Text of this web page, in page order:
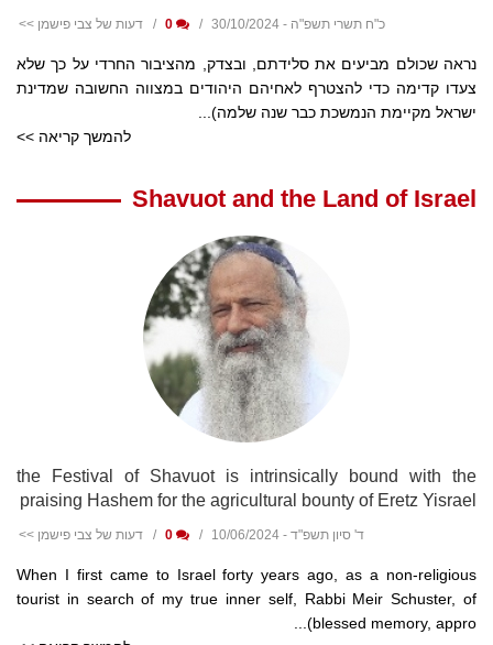
כ"ח תשרי תשפ"ה - 30/10/2024 דעות של צבי פישמן >>
נראה שכולם מביעים את סלידתם, ובצדק, מהציבור החרדי על כך שלא
צעדו קדימה כדי להצטרף לאחיהם היהודים במצווה החשובה שמדינת
ישראל מקיימת הנמשכת כבר שנה שלמה)...
להמשך קריאה >>
Shavuot and the Land of Israel
the Festival of Shavuot is intrinsically bound with the
praising Hashem for the agricultural bounty of Eretz Yisrael
ד' סיון תשפ"ד - 10/06/2024 דעות של צבי פישמן >>
When I first came to Israel forty years ago, as a non-religious
tourist in search of my true inner self, Rabbi Meir Schuster, of
blessed memory, appro)...